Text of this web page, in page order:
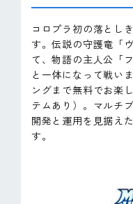
コロプラ初の落とし
す。伝説の守護竜「
て、物語の主人公「
と一体になって戦い
ングまで無料でお楽
テムあり）。マルチ
開発と運用を見据え
す。